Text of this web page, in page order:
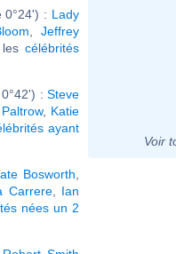
0°24') : Lady
,Jeffrey
lescélébrités
: Steve
, Katie
ayant
Bosworth
Carrere, Ian
nées un 2
Voir